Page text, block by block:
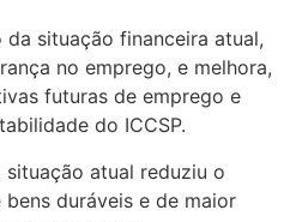
situação financeira atual,
no emprego, e melhora,
futuras de emprego e
do ICCSP.
atual reduziu o
duráveis e de maior